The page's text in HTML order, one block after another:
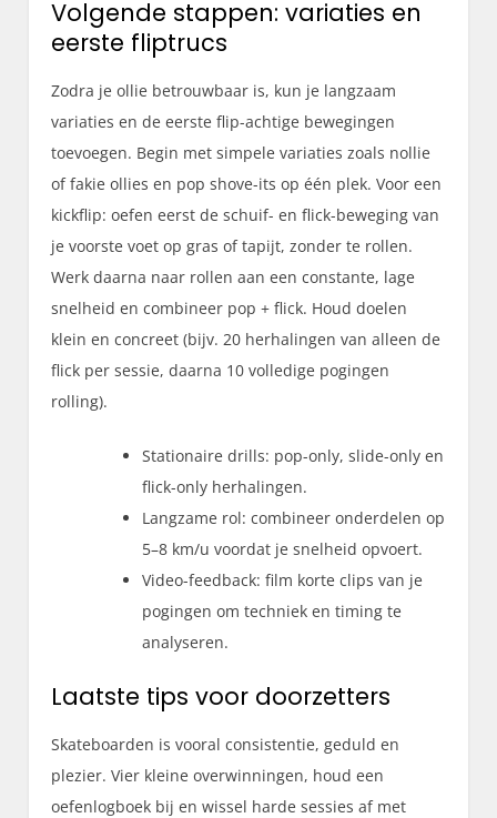
Volgende stappen: variaties en
eerste fliptrucs
Zodra je ollie betrouwbaar is, kun je langzaam
variaties en de eerste flip-achtige bewegingen
toevoegen. Begin met simpele variaties zoals nollie
of fakie ollies en pop shove-its op één plek. Voor een
kickflip: oefen eerst de schuif- en flick-beweging van
je voorste voet op gras of tapijt, zonder te rollen.
Werk daarna naar rollen aan een constante, lage
snelheid en combineer pop + flick. Houd doelen
klein en concreet (bijv. 20 herhalingen van alleen de
flick per sessie, daarna 10 volledige pogingen
rolling).
Stationaire drills: pop-only, slide-only en
flick-only herhalingen.
Langzame rol: combineer onderdelen op
5–8 km/u voordat je snelheid opvoert.
Video-feedback: film korte clips van je
pogingen om techniek en timing te
analyseren.
Laatste tips voor doorzetters
Skateboarden is vooral consistentie, geduld en
plezier. Vier kleine overwinningen, houd een
oefenlogboek bij en wissel harde sessies af met